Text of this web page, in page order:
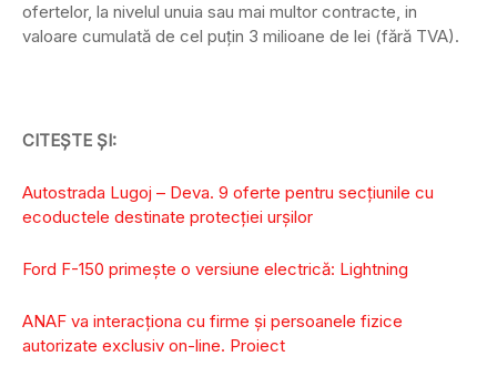
ofertelor, la nivelul unuia sau mai multor contracte, in
valoare cumulată de cel puțin 3 milioane de lei (fără TVA).
CITEȘTE ȘI:
Autostrada Lugoj – Deva. 9 oferte pentru secțiunile cu
ecoductele destinate protecției urșilor
Ford F-150 primește o versiune electrică: Lightning
ANAF va interacționa cu firme și persoanele fizice
autorizate exclusiv on-line. Proiect